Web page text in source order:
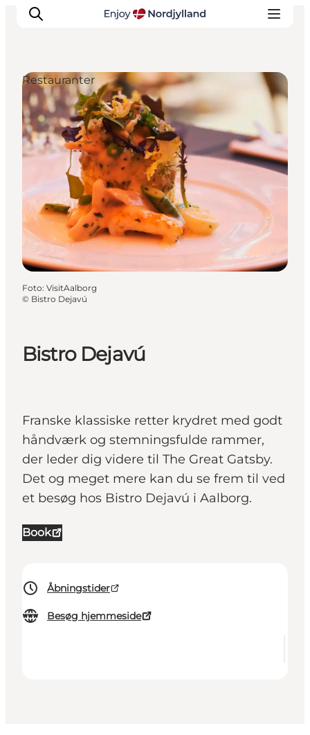
Oplevelser og aktiviteter
Planlæg din tur
Byer og steder
Guides
Det sker
For børn
Bistro Dejavú
Franske klassiske retter krydret med godt
håndværk og stemningsfulde rammer,
der leder dig videre til The Great Gatsby.
Det og meget mere kan du se frem til ved
et besøg hos Bistro Dejavú i Aalborg.
Book
Åbningstider
Besøg hjemmeside
Restauranter
Foto: VisitAalborg
© Bistro Dejavú